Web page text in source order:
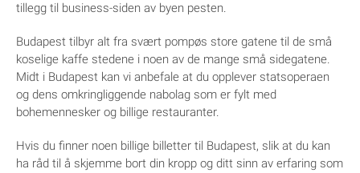
tillegg til business-siden av byen pesten.
Budapest tilbyr alt fra svært pompøs store gatene til de små
koselige kaffe stedene i noen av de mange små sidegatene.
Midt i Budapest kan vi anbefale at du opplever statsoperaen
og dens omkringliggende nabolag som er fylt med
bohemennesker og billige restauranter.
Hvis du finner noen billige billetter til Budapest, slik at du kan
ha råd til å skjemme bort din kropp og ditt sinn av erfaring som